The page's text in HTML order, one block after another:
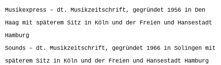
Musikexpress – dt. Musikzeitschrift, gegründet 1956 in Den
Haag mit späterem Sitz in Köln und der Freien und Hansestadt
Hamburg
Sounds – dt. Musikzeitschrift, gegründet 1966 in Solingen mit
späterem Sitz in Köln und der Freien und Hansestadt Hamburg